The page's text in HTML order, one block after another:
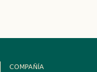
COMPAÑÍA